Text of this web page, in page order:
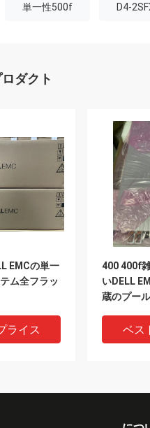
単一性500f D4-
ダクト
EMCの単一
ム全フラッ
ライス
400 400f
いDELL
蔵のプール
ベス